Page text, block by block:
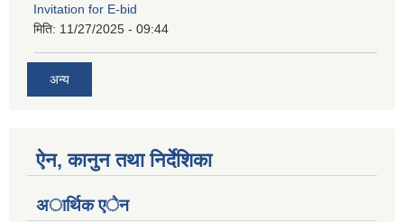
Invitation for E-bid
मिति: 11/27/2025 - 09:44
अन्य
ऐन, कानुन तथा निर्देशिका
अार्थिक एेन